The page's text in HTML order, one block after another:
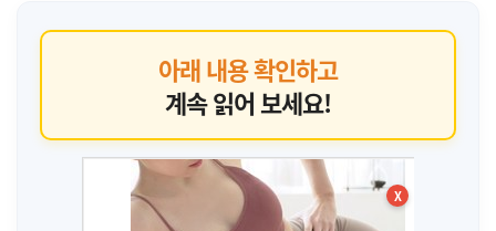
아래 내용 확인하고
계속 읽어 보세요!
X